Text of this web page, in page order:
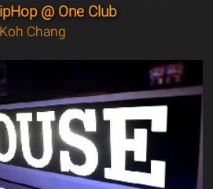
@ One Club
Chang